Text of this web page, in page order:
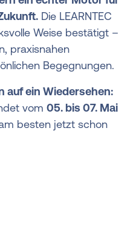
Die LEARNTEC
Weise bestätigt –
praxisnahen
Begegnungen.
auf ein Wiedersehen:
vom05. bis 07. Mai
besten jetzt schon